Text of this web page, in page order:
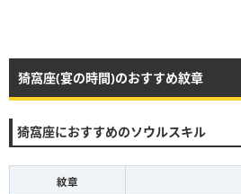
猗窩座(宴の時間)のおすすめ紋章
猗窩座におすすめのソウルスキル
紋章